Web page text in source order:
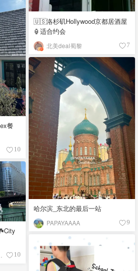
🇺🇸洛杉矶Hollywood京都居酒屋
🏮适合约会
北美deal蜀黎 7
餐
10
哈尔滨_东北的最后一站
PAPAYAAAA 9
10